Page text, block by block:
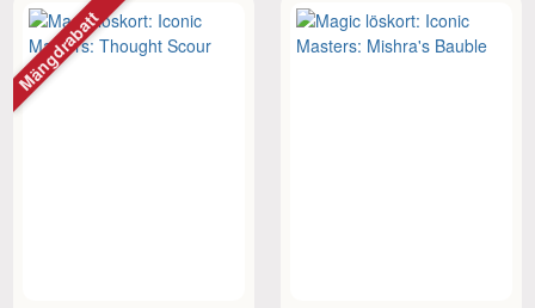
Mängdrabatt